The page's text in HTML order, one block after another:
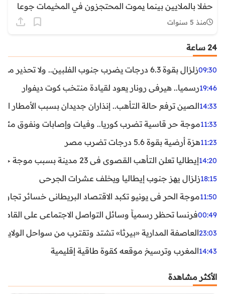
حفلا بالملايين بينما يموت المحتجزون في المخيمات جوعا
منذ 5 سنوات
24 ساعة
09:30زلزال بقوة 6.3 درجات يضرب جنوب الفلبين.. ولا تحذير من تسونامي حتى الآن
19:46رسميا.. هيرفي رونار يعود لقيادة منتخب كوت ديفوار
14:33الصين ترفع حالة التأهب.. إنذاران جديدان بسبب الأمطار
11:33موجة حر قاسية تضرب كوريا.. وفيات وإصابات ونفوق مئات
11:23هزة أرضية بقوة 5.6 درجات تضرب مصر
14:20إيطاليا تعلن التأهب القصوى في 23 مدينة بسبب موجة حر شديدة
18:15زلزال يهز جنوب إيطاليا ويخلف عشرات الجرحى
11:50موجة الحر في يونيو تكبد الاقتصاد البريطاني خسائر تجاوزت 1.5 مليار
00:49فرنسا تحظر رسمياً وسائل التواصل الاجتماعي على القاصرين
23:03العاصفة المدارية «بيرثا» تشتد وتقترب من سواحل
14:43المغرب وترسيخ موقعه كقوة طاقية إقليمية
الأكثر مشاهدة